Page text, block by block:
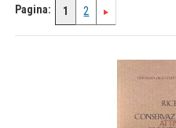
Pagina: 1 2